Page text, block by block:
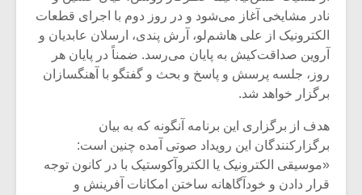
نادر مشایخی آغاز می‌شود و در روز دوم با اجرای قطعات
الکترونیک از علی هاشم‌لو، آرش پندی، ارسلان عابدیان و
آروین صداقت‌کیش به پایان می‌رسد. ضمناً در پایان هر
روز، جلسه‌ پرسش و پاسخ و بحث و گفتگو با آهنگسازان
برگزار خواهد شد.
هدف از برگزاری این برنامه آنگونه که به بیان
برگزارکنندگان این رویداد صوتی آمده چنین است:
«موسیقی الکترونیک یا الکتروآکوستیک با در کانون توجه
قرار دادن و خودآگاهانه‌ ساختن امکانات آفرینش و